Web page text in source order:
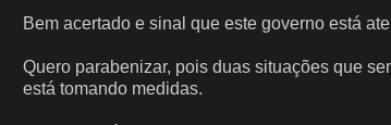
Bem acertado e sinal que este governo está
Quero parabenizar, pois duas situações que
está tomando medidas.